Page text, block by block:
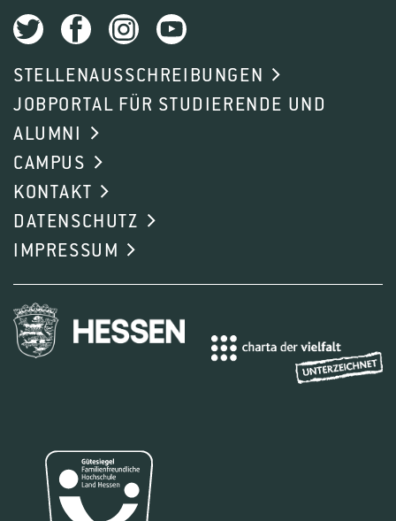
Mittelrheintal
Das UNESCO-Welterbe Oberes Mittelrheintal ist
geprägt von terrassierten Weinbergen, Burgen und
Ehemals bewirtschaftete Flächen verbuschen,
wodurch sich das historische Landschaftsbild
schnell verändert. Dies betrifft nicht nur Belange der
STELLENAUSSCHREIBUNGEN
JOBPORTAL FÜR STUDIERENDE UND
ALUMNI
CAMPUS
KONTAKT
DATENSCHUTZ
IMPRESSUM